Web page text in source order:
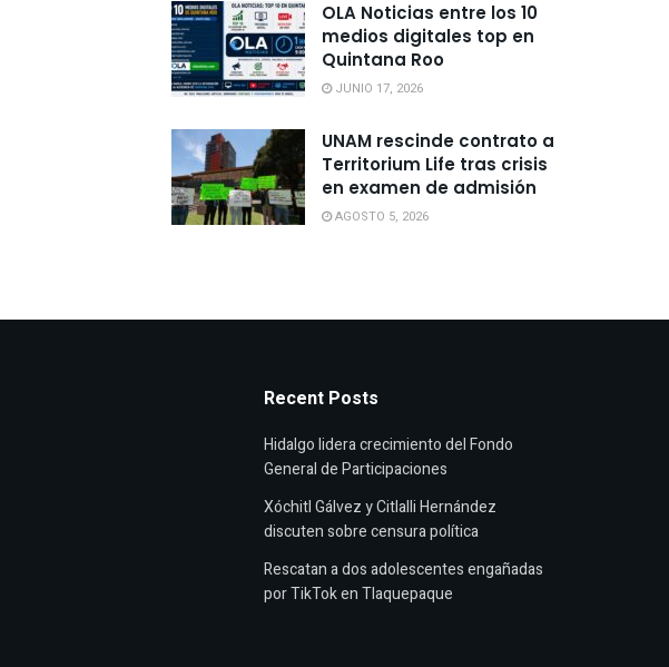
OLA Noticias entre los 10
medios digitales top en
Quintana Roo
JUNIO 17, 2026
UNAM rescinde contrato a
Territorium Life tras crisis
en examen de admisión
AGOSTO 5, 2026
Recent Posts
Hidalgo lidera crecimiento del Fondo
General de Participaciones
Xóchitl Gálvez y Citlalli Hernández
discuten sobre censura política
Rescatan a dos adolescentes engañadas
por TikTok en Tlaquepaque